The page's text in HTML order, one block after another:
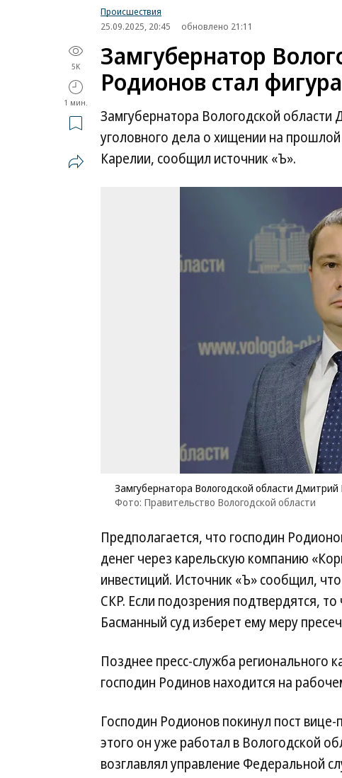
Происшествия
25.09.2025, 20:45
обновлено 21:11
5K
1 мин.
Замгубернатор
Родионов стал
Замгубернатора Вологодской области
уголовного дела о хищении на
Карелии, сообщил источник «Ъ».
Замгубернатора Вологодской области
Фото: Правительство Вологодской области
Предполагается, что господин
денег через карельскую компанию
инвестиций. Источник «Ъ» сообщил,
СКР. Если подозрения подтвердятся,
Басманный суд изберет ему меру
Позднее пресс-служба регионального
господин Родинов находится на
Господин Родионов покинул пост
этого он уже работал в Вологодской
возглавлял управление Федеральной